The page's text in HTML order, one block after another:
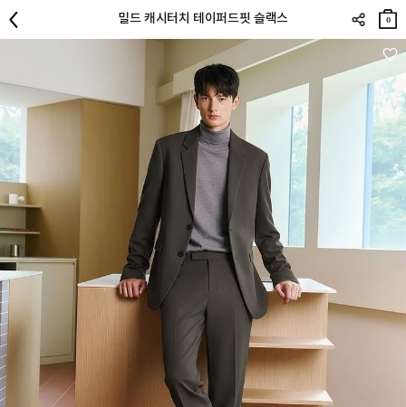
밀드 캐시터치 테이퍼드핏 슬랙스
장바
구니
0